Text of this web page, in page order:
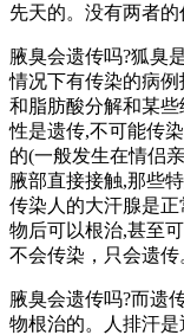
先天的。没有两者的
腋臭会遗传吗?狐臭
情况下有传染的病
和脂肪酸分解和某
性是遗传,不可能传
的(一般发生在情侣
腋部直接接触,那些
传染人的大汗腺是
物后可以根治,甚至
不会传染，只会遗传
腋臭会遗传吗?而遗
物根治的。人排汗